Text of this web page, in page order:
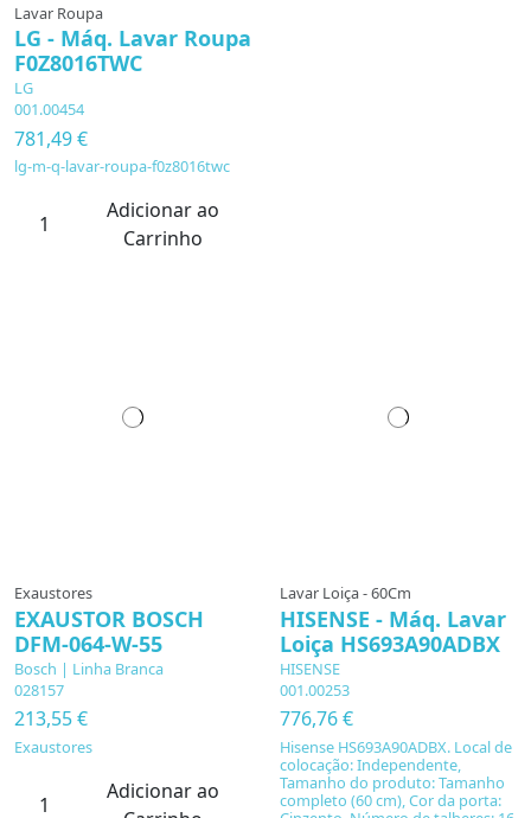
Lavar Roupa
LG - Máq. Lavar Roupa
F0Z8016TWC
LG
001.00454
781,49 €
lg-m-q-lavar-roupa-f0z8016twc
Adicionar ao
Carrinho
Exaustores
EXAUSTOR BOSCH
DFM-064-W-55
Bosch | Linha Branca
028157
213,55 €
Exaustores
Adicionar ao
Lavar Loiça - 60Cm
HISENSE - Máq. Lavar
Loiça HS693A90ADBX
HISENSE
001.00253
776,76 €
Hisense HS693A90ADBX. Local de
colocação: Independente,
Tamanho do produto: Tamanho
completo (60 cm), Cor da porta: